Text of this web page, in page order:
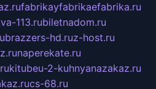
fabrikayfabrikaefabrika.ru
113.rubiletnadom.ru
brazzers-hd.ruz-host.ru
naperekate.ru
kitubeu-2-kuhnyanazakaz.ru
cs-68.ru